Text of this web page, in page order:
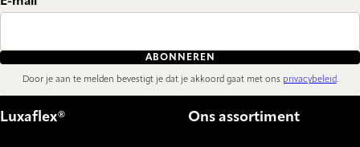
ABONNEREN
Door je aan te melden bevestigt je dat je akkoord gaat met ons privacybeleid.
Luxaflex® Ons assortiment